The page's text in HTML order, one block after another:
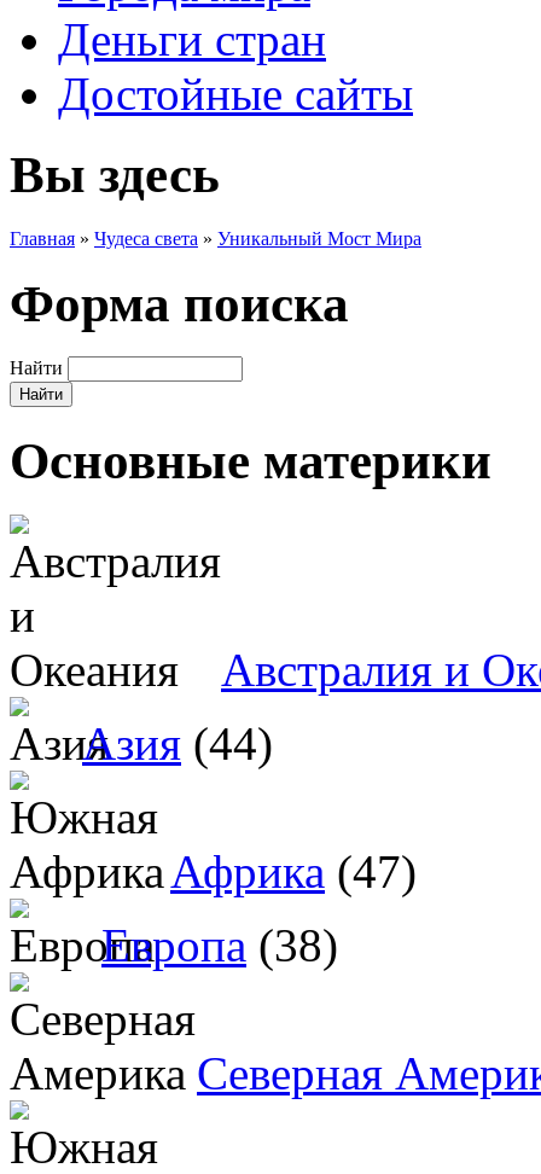
Деньги стран
Достойные сайты
Вы здесь
Главная » Чудеса света » Уникальный Мост Мира
Форма поиска
Найти
Основные материки
Австралия и
Азия (44)
Африка (47)
Европа (38)
Северная